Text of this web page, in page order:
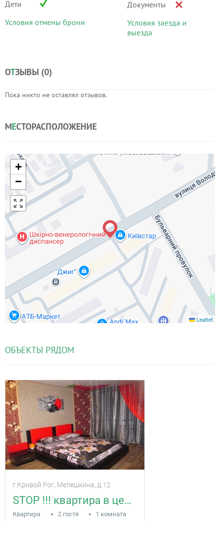
Дети
Условия отмены брони
Документы
Условия заезда и
выезда
ОТЗЫВЫ (0)
Пока никто не оставлял отзывов.
МЕСТОРАСПОЛОЖЕНИЕ
+
−
Leaflet
ОБЪЕКТЫ РЯДОМ
г.Кривой Рог, Мелешкина, д.12
STOP !!! квартира в центре города, Артем
Квартира 2 гостя 1 комната